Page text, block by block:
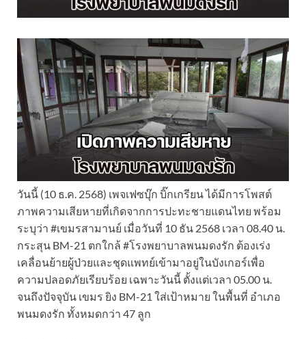
วันนี้ (10 ธ.ค. 2568) เพจเฟซบุ๊ก บิ๊กเกรียน ได้มีการโพสต์
ภาพความเสียหายที่เกิดจากการปะทะชายแดนไทย พร้อม
ระบุว่า #เขมรสามานย์ เมื่อวันที่ 10 ธัน 2568 เวลา 08.40 น.
กระสุน BM-21 ตกใกล้ #โรงพยาบาลพนมดงรัก ต้องเร่ง
เคลื่อนย้ายผู้ป่วยและชุดแพทย์เข้ามาอยู่ในบังเกอร์เพื่อ
ความปลอดภัยเรียบร้อย เฉพาะวันนี้ ตั้งแต่เวลา 05.00 น.
จนถึงปัจจุบัน เขมร ยิง BM-21 ใส่เป้าหมาย ในพื้นที่ อำเภอ
พนมดงรัก ทั้งหมดกว่า 47 ลูก